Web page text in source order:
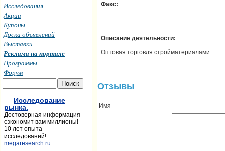
Факс:
Описание деятельности:
Оптовая торговля стройматериалами.
Отзывы
Имя
Исследования
Акции
Купоны
Доска объявлений
Выставки
Реклама на портале
Программы
Форум
Исследование
рынка.
Достоверная информация
сэкономит вам миллионы!
10 лет опыта
исследований!
megaresearch.ru